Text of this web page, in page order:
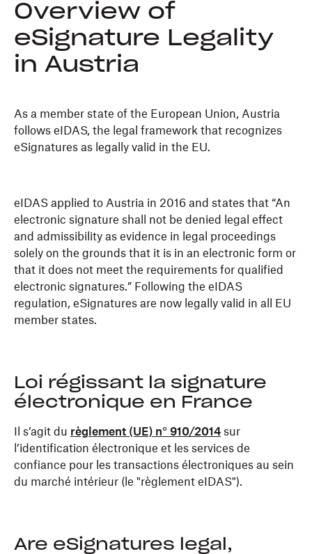
Overview of
eSignature Legality
in Austria
As a member state of the European Union, Austria
follows eIDAS, the legal framework that recognizes
eSignatures as legally valid in the EU.
eIDAS applied to Austria in 2016 and states that “An
electronic signature shall not be denied legal effect
and admissibility as evidence in legal proceedings
solely on the grounds that it is in an electronic form or
that it does not meet the requirements for qualified
electronic signatures.” Following the eIDAS
regulation, eSignatures are now legally valid in all EU
member states.
Loi régissant la signature
électronique en France
Il s’agit du règlement (UE) n° 910/2014 sur
l’identification électronique et les services de
confiance pour les transactions électroniques au sein
du marché intérieur (le "règlement eIDAS").
Are eSignatures legal,